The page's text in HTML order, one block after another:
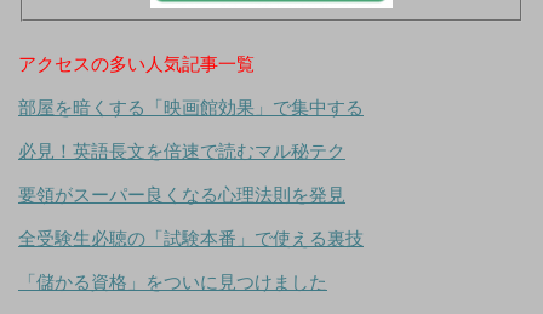
アクセスの多い人気記事一覧
部屋を暗くする「映画館効果」で集中する
必見！英語長文を倍速で読むマル秘テク
要領がスーパー良くなる心理法則を発見
全受験生必聴の「試験本番」で使える裏技
「儲かる資格」をついに見つけました